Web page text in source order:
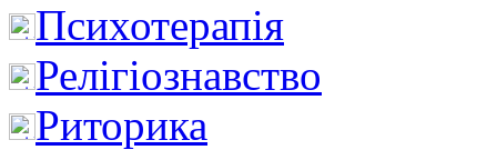
Психотерапія
Релігіознавство
Риторика